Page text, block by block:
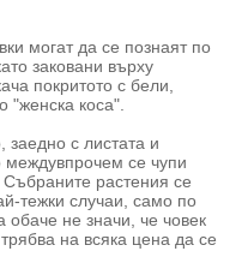
могат да се познаят по
заковани върху
покритото с бели,
"женска коса".
заедно с листата и
междувпрочем се чупи
растения се
тежки случаи, само по
не значи, че човек
на всяка цена да се